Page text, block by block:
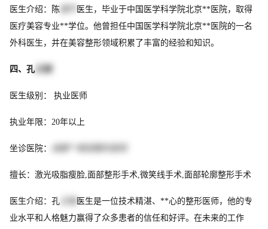
医生介绍：陈
医生，毕业于中国医学科学院北京**医院，取得
医疗美容专业**学位。他曾担任中国医学科学院北京**医院的一名
外科医生，并在美容整形领域积累了丰富的经验和知识。
四、孔正植
医生级别： 执业医师
执业年限：20年以上
坐诊医院：
擅长：激光吸脂瘦脸,面部整形手术,微笑线手术,面部轮廓整形手术
医生介绍：孔
医生是一位技术精湛、**心的整形医师，他的专
业水平和人格魅力赢得了众多患者的信任和好评。在未来的工作